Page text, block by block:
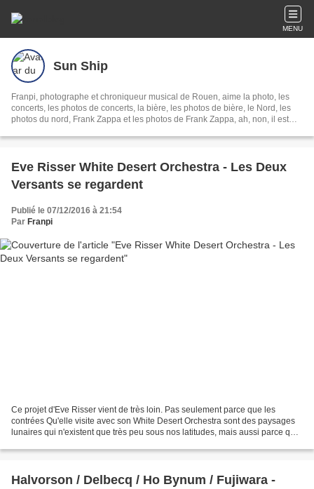
MENU
Sun Ship
Franpi, photographe et chroniqueur musical de Rouen, aime la photo, les
concerts, les photos de concerts, la bière, les photos de bière, le Nord, les
photos du nord, Frank Zappa et les photos de Frank Zappa, ah, non, il est
Eve Risser White Desert Orchestra - Les Deux
Versants se regardent
Publié le 07/12/2016 à 21:54
Par Franpi
Ce projet d'Eve Risser vient de très loin. Pas seulement parce que les
contrées Qu'elle visite avec son White Desert Orchestra sont des paysages
lunaires qui n'existent que très peu sous nos latitudes, mais aussi parce que
Halvorson / Delbecq / Ho Bynum / Fujiwara -